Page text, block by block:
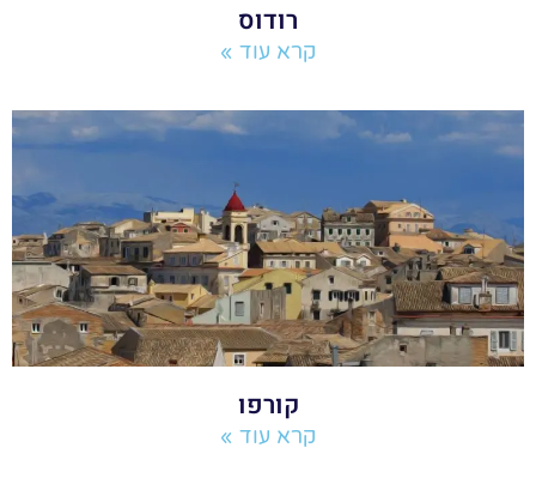
רודוס
קרא עוד »
קורפו
קרא עוד »